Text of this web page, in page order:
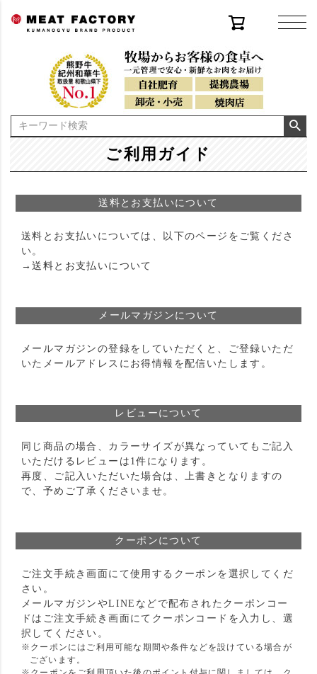
ご利用ガイド
送料とお支払いについて
送料とお支払いについては、以下のページをご覧くださ
い。
→送料とお支払いについて
メールマガジンについて
メールマガジンの登録をしていただくと、ご登録いただ
いたメールアドレスにお得情報を配信いたします。
レビューについて
同じ商品の場合、カラーサイズが異なっていてもご記入
いただけるレビューは1件になります。
再度、ご記入いただいた場合は、上書きとなりますの
で、予めご了承くださいませ。
クーポンについて
ご注文手続き画面にて使用するクーポンを選択してくだ
さい。
メールマガジンやLINEなどで配布されたクーポンコー
ドはご注文手続き画面にてクーポンコードを入力し、選
択してください。
クーポンにはご利用可能な期間や条件などを設けている場合が
ございます。